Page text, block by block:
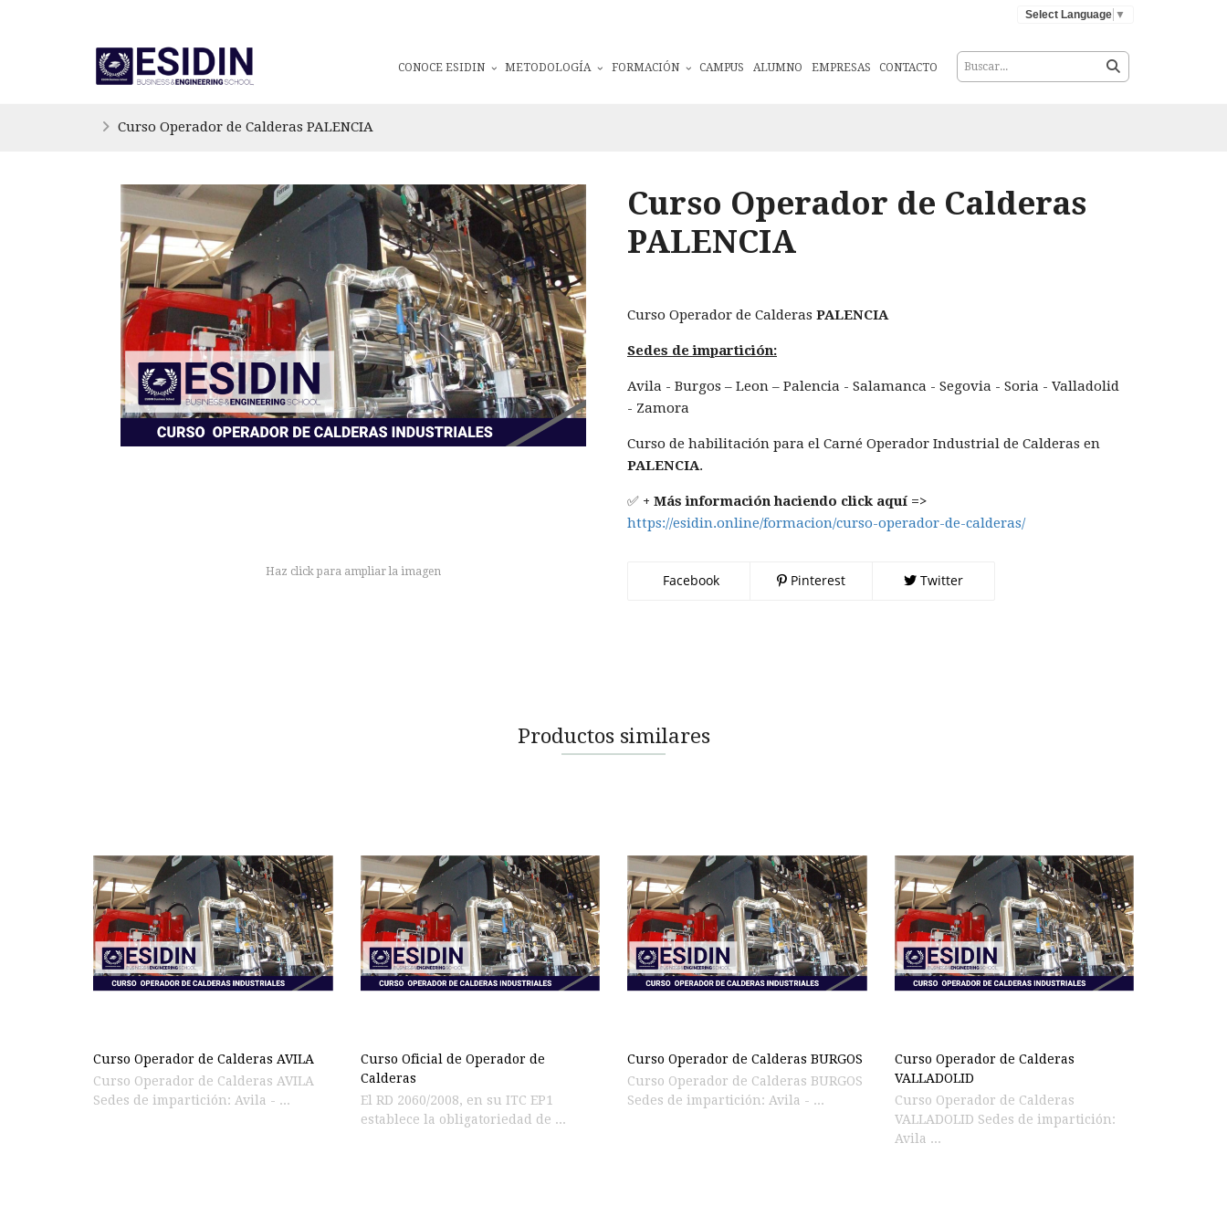
Select Language ▼
CONOCE ESIDIN METODOLOGÍA FORMACIÓN CAMPUS ALUMNO EMPRESAS CONTACTO
Curso Operador de Calderas PALENCIA
Haz click para ampliar la imagen
Curso Operador de Calderas
PALENCIA
Curso Operador de Calderas PALENCIA
Sedes de impartición:
Avila - Burgos – Leon – Palencia - Salamanca - Segovia - Soria - Valladolid
- Zamora
Curso de habilitación para el Carné Operador Industrial de Calderas en
PALENCIA.
✅ + Más información haciendo click aquí =>
https://esidin.online/formacion/curso-operador-de-calderas/
Facebook Pinterest Twitter
Productos similares
Curso Operador de Calderas AVILA
Curso Operador de Calderas AVILA
Sedes de impartición: Avila - ...
Curso Oficial de Operador de
Calderas
El RD 2060/2008, en su ITC EP1
establece la obligatoriedad de ...
Curso Operador de Calderas BURGOS
Curso Operador de Calderas BURGOS
Sedes de impartición: Avila - ...
Curso Operador de Calderas
VALLADOLID
Curso Operador de Calderas
VALLADOLID Sedes de impartición:
Avila ...